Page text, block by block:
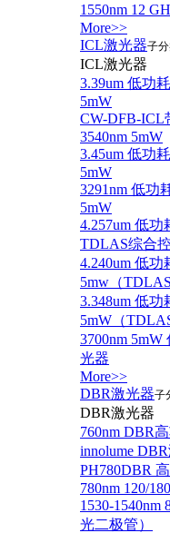
1550nm 12
More>>
ICL激光器子
ICL激光器
3.39um 低功
5mW
CW-DFB-ICL
3540nm 5mW
3.45um 低功
5mW
3291nm 低功
5mW
4.257um 低
TDLAS综合
4.240um 低
5mw（
3.348um 低
5mW（
3700nm
光器
More>>
DBR激光器子
DBR激光器
760nm DBR
innolume
PH780DBR
780nm 120/
1530-
光二极管）